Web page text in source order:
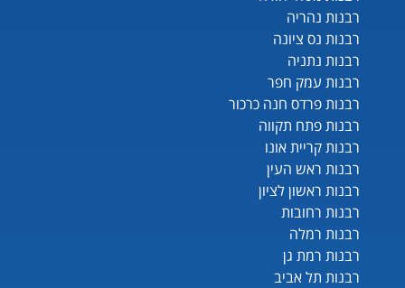
רבנות נהריה
רבנות נס ציונה
רבנות נתניה
רבנות עמק חפר
רבנות פרדס חנה כרכור
רבנות פתח תקווה
רבנות קריית אונו
רבנות ראש העין
רבנות ראשון לציון
רבנות רחובות
רבנות רמלה
רבנות רמת גן
רבנות תל אביב